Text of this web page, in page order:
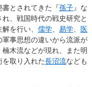
とされてきた『孫子』な
れ、戦国時代の戦史研究と
解を行い、 儒学 易学
医
事思想の違いから流派が
、楠木流などが現れ、また明
取り入れた長沼流なども